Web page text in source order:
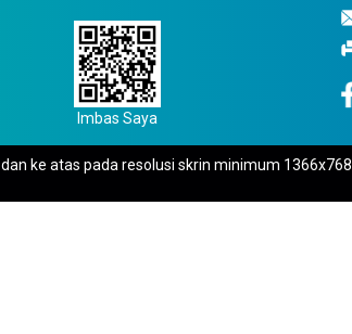
Imbas Saya
ke atas pada resolusi skrin minimum